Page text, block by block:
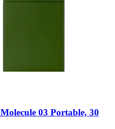
Molecule 03 Portable, 30